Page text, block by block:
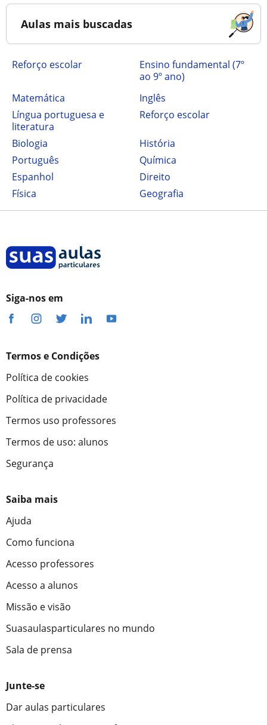
Aulas mais buscadas
Reforço escolar
ensino fundamental (7º
ao 9º ano)
Matemática
Inglês
Língua portuguesa e
literatura
Reforço escolar
Biologia
História
Português
Química
Espanhol
Direito
Física
Geografia
Siga-nos em
Termos e Condições
Política de cookies
Política de privacidade
Termos uso professores
Termos de uso: alunos
Segurança
Saiba mais
Ajuda
Como funciona
Acesso professores
Acesso a alunos
Missão e visão
Suasaulasparticulares no mundo
Sala de prensa
Junte-se
Dar aulas particulares